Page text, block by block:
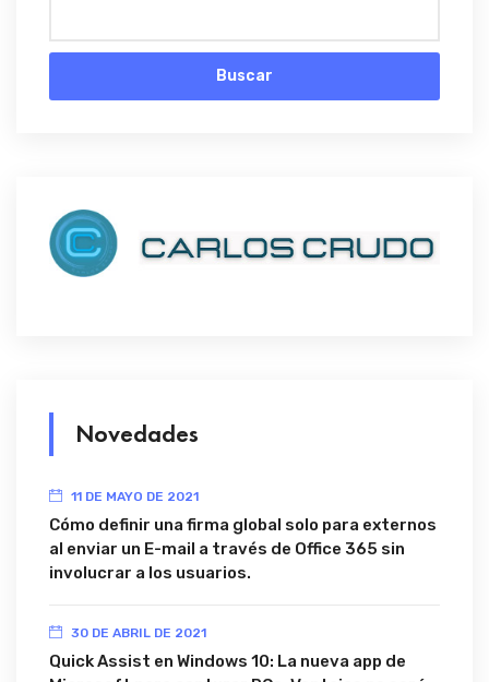
Buscar
Novedades
11 DE MAYO DE 2021
Cómo definir una firma global solo para externos
al enviar un E-mail a través de Office 365 sin
involucrar a los usuarios.
30 DE ABRIL DE 2021
Quick Assist en Windows 10: La nueva app de